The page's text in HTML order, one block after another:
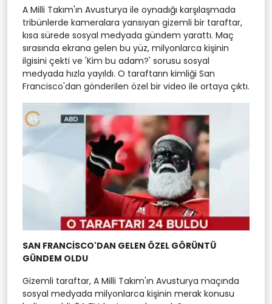
A Milli Takım'ın Avusturya ile oynadığı karşılaşmada
tribünlerde kameralara yansıyan gizemli bir taraftar,
kısa sürede sosyal medyada gündem yarattı. Maç
sırasında ekrana gelen bu yüz, milyonlarca kişinin
ilgisini çekti ve 'Kim bu adam?' sorusu sosyal
medyada hızla yayıldı. O taraftarın kimliği San
Francisco'dan gönderilen özel bir video ile ortaya çıktı.
SAN FRANCİSCO'DAN GELEN ÖZEL GÖRÜNTÜ
GÜNDEM OLDU
Gizemli taraftar, A Milli Takım'ın Avusturya maçında
sosyal medyada milyonlarca kişinin merak konusu